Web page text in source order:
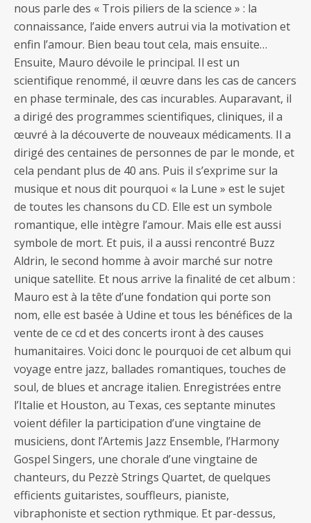
nous parle des « Trois piliers de la science » : la
connaissance, l’aide envers autrui via la motivation et
enfin l’amour. Bien beau tout cela, mais ensuite…
Ensuite, Mauro dévoile le principal. Il est un
scientifique renommé, il œuvre dans les cas de cancers
en phase terminale, des cas incurables. Auparavant, il
a dirigé des programmes scientifiques, cliniques, il a
œuvré à la découverte de nouveaux médicaments. Il a
dirigé des centaines de personnes de par le monde, et
cela pendant plus de 40 ans. Puis il s’exprime sur la
musique et nous dit pourquoi « la Lune » est le sujet
de toutes les chansons du CD. Elle est un symbole
romantique, elle intègre l’amour. Mais elle est aussi
symbole de mort. Et puis, il a aussi rencontré Buzz
Aldrin, le second homme à avoir marché sur notre
unique satellite. Et nous arrive la finalité de cet album :
Mauro est à la tête d’une fondation qui porte son
nom, elle est basée à Udine et tous les bénéfices de la
vente de ce cd et des concerts iront à des causes
humanitaires. Voici donc le pourquoi de cet album qui
voyage entre jazz, ballades romantiques, touches de
soul, de blues et ancrage italien. Enregistrées entre
l’Italie et Houston, au Texas, ces septante minutes
voient défiler la participation d’une vingtaine de
musiciens, dont l’Artemis Jazz Ensemble, l’Harmony
Gospel Singers, une chorale d’une vingtaine de
chanteurs, du Pezzè Strings Quartet, de quelques
efficients guitaristes, souffleurs, pianiste,
vibraphoniste et section rythmique. Et par-dessus,